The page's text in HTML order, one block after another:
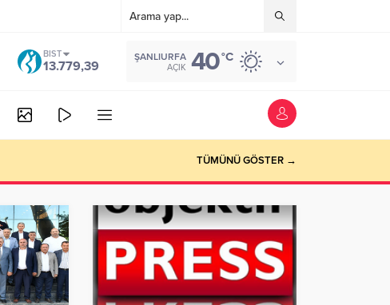
BIST
13.779,39
ŞANLIURFA
AÇIK 40°C
TÜMÜNÜ GÖSTER →